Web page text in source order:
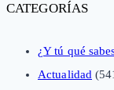
CATEGORÍAS
¿Y tú qué
Actualidad